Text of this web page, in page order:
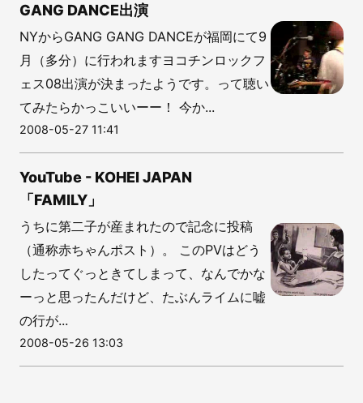
GANG DANCE出演
NYからGANG GANG DANCEが福岡にて9
月（多分）に行われますヨコチンロックフ
ェス08出演が決まったようです。って聴い
てみたらかっこいいーー！ 今か...
2008-05-27 11:41
YouTube - KOHEI JAPAN
「FAMILY」
うちに第二子が産まれたので記念に投稿
（通称赤ちゃんポスト）。 このPVはどう
したってぐっときてしまって、なんでかな
ーっと思ったんだけど、たぶんライムに嘘
の行が...
2008-05-26 13:03